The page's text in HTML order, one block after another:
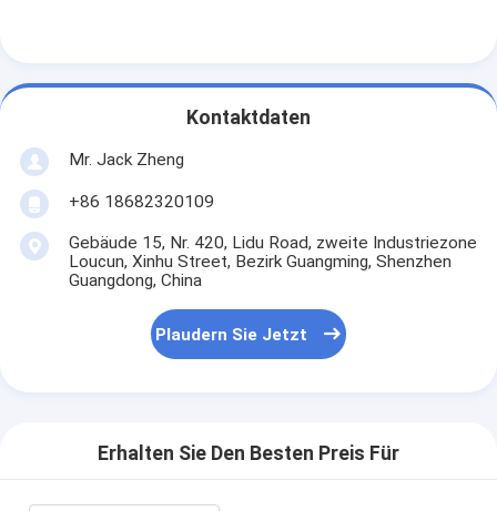
Kontaktdaten
Mr. Jack Zheng
+86 18682320109
Gebäude 15, Nr. 420, Lidu Road, zweite Industriezone
Loucun, Xinhu Street, Bezirk Guangming, Shenzhen
Guangdong, China
Plaudern Sie Jetzt
Erhalten Sie Den Besten Preis Für